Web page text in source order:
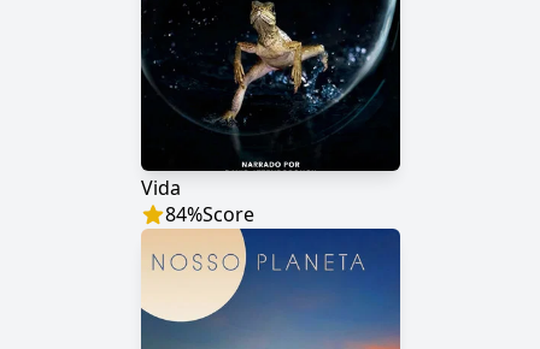
Vida
84%Score